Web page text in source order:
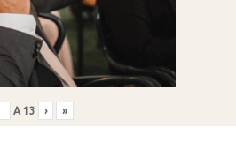
A 13 › »